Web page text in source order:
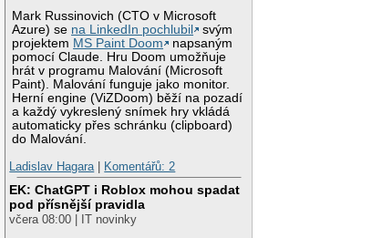
Mark Russinovich (CTO v Microsoft
Azure) se na LinkedIn pochlubil
svým
projektem MS Paint Doom
napsaným
pomocí Claude. Hru Doom umožňuje
hrát v programu Malování (Microsoft
Paint). Malování funguje jako monitor.
Herní engine (ViZDoom) běží na pozadí
a každý vykreslený snímek hry vkládá
automaticky přes schránku (clipboard)
do Malování.
Ladislav Hagara
Komentářů: 2
EK: ChatGPT i Roblox mohou spadat
pod přísnější pravidla
včera 08:00 | IT novinky